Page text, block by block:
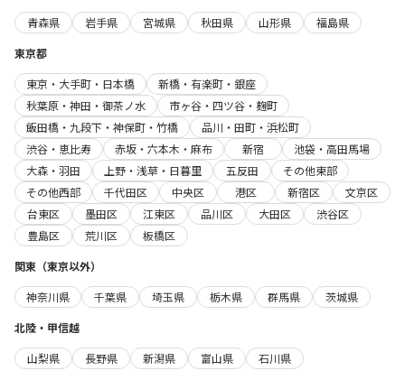
青森県
岩手県 宮城県 秋田県 山形県
福島県
東京都
東京・大手町・日本橋
新橋・有楽町・銀座
秋葉原・神田・御茶ノ水
市ヶ谷・四ツ谷・麹町
飯田橋・九段下・神保町・竹橋
品川・田町・浜松町
渋谷・恵比寿
赤坂・六本木・麻布 新宿
池袋・高田馬場
大森・羽田
上野・浅草・日暮里 五反田
その他東部
その他西部
千代田区 中央区 港区 新宿区
文京区
台東区
墨田区 江東区 品川区 大田区
渋谷区
豊島区
荒川区
板橋区
関東（東京以外）
神奈川県
千葉県 埼玉県 栃木県 群馬県
茨城県
北陸・甲信越
山梨県
長野県 新潟県 富山県
石川県